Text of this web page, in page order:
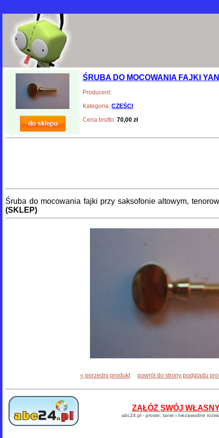
ŚRUBA DO MOCOWANIA FAJKI
Producent:
Kategoria: CZĘŚCI
Cena brutto: 70,00 zł
Śruba do mocowania fajki przy saksofonie altowym,
(SKLEP)
« porzedni produkt powrót do strony podglądu
ZAŁÓŻ SWÓJ
abc24.pl - proste, tanie i niezawodne